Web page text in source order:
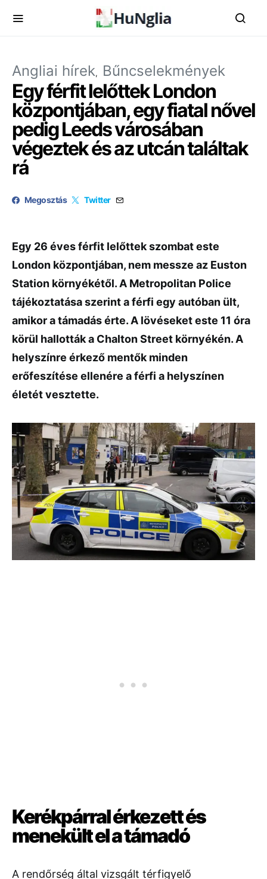
Angliai hírek Bűncselekmények
Egy férfit lelőttek London
központjában, egy fiatal nővel
pedig Leeds városában
végeztek és az utcán találtak
rá
Megosztás Twitter
Egy 26 éves férfit lelőttek szombat este
London központjában, nem messze az Euston
Station környékétől. A Metropolitan Police
tájékoztatása szerint a férfi egy autóban ült,
amikor a támadás érte. A lövéseket este 11 óra
körül hallották a Chalton Street környékén. A
helyszínre érkező mentők minden
erőfeszítése ellenére a férfi a helyszínen
életét vesztette.
Kerékpárral érkezett és
menekült el a támadó
A rendőrség által vizsgált térfigyelő